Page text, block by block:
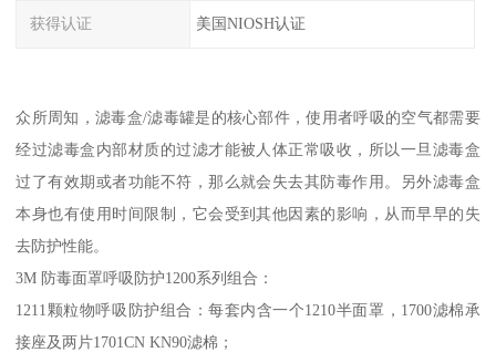
获得认证 美国NIOSH认证
众所周知，滤毒盒/滤毒罐是的核心部件，使用者呼吸的空气都需要
经过滤毒盒内部材质的过滤才能被人体正常吸收，所以一旦滤毒盒
过了有效期或者功能不符，那么就会失去其防毒作用。另外滤毒盒
本身也有使用时间限制，它会受到其他因素的影响，从而早早的失
去防护性能。
3M 防毒面罩呼吸防护1200系列组合：
1211颗粒物呼吸防护组合：每套内含一个1210半面罩，1700滤棉承
接座及两片1701CN KN90滤棉；